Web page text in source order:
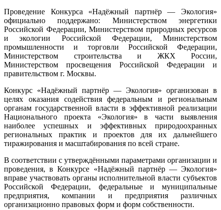
Проведение Конкурса «Надёжный партнёр — Экология»
официально поддержано: Министерством энергетики
Российской Федерации, Министерством природных ресурсов
и экологии Российской Федерации, Министерством
промышленности и торговли Российской Федерации,
Министерством строительства и ЖКХ России,
Министерством просвещения Российской Федерации и
правительством г. Москвы.
Конкурс «Надёжный партнёр — Экология» организован в
целях оказания содействия федеральным и региональным
органам государственной власти в эффективной реализации
Национального проекта «Экология» в части выявления
наиболее успешных и эффективных природоохранных
региональных практик и проектов для их дальнейшего
тиражирования и масштабирования по всей стране.
В соответствии с утверждёнными параметрами организации и
проведения, в Конкурсе «Надёжный партнёр — Экология»
вправе участвовать органы исполнительной власти субъектов
Российской Федерации, федеральные и муниципальные
предприятия, компании и предприятия различных
организационно правовых форм и форм собственности.